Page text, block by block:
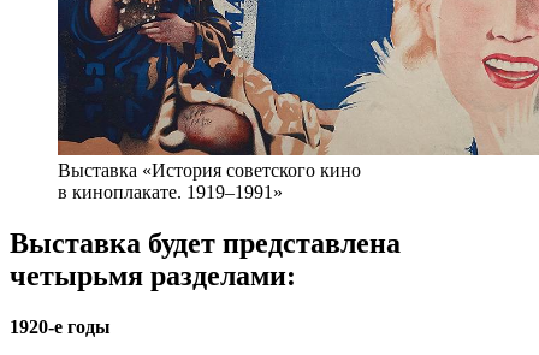
Выставка «История советского кино
в киноплакате. 1919–1991»
Выставка будет представлена
четырьмя разделами:
1920-е годы